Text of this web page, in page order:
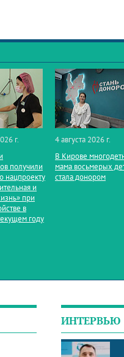
г.
получили
нацпроекту
и
при
в
году
4 августа 2026 г.
В Кирове
мама восьмерых
стала донором
ИНТЕРВЬЮ